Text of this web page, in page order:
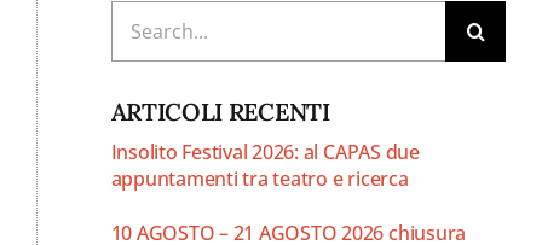
per:
ARTICOLI RECENTI
Insolito Festival 2026: al CAPAS due
appuntamenti tra teatro e ricerca
10 AGOSTO – 21 AGOSTO 2026 chiusura